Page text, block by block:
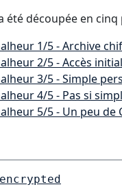
été découpée en cinq
1/5 - Archive
2/5 - Accès initial
3/5 - Simple
4/5 - Pas si
5/5 - Un peu de